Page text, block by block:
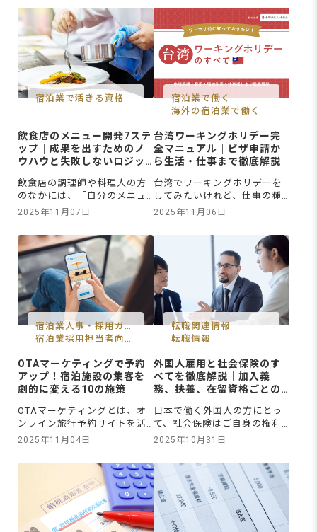
労制限しゅうろうせいげんな
しで働けるため、違いが分か
りにくいと感じている方も多
いようです。永住権は「期間
の制限なく一生涯いっしょう
がい日本に住める資格」であ
り、社会的信用しゃかいてき
しんようの面でも優位ゆうい
や経営者にとって当然の悩み
でしょう。外国人雇用でもっ
とも活用実績が多く、最大80
万円（または最大72万円）の
支給が見込まれる助成金は、
特定求職者雇用開発助成金の2
種類です。今回は、この主要
宿泊業で活きる資格
飲食店のメニュー開発7ステ
ップ｜成果を出すためのノ
ウハウと失敗しないロジッ
飲食店の調理師や料理人の方
のなかには、「自分のメニュ
ーをグランドメニューに載せ
に、なぜか企画が通らない」
と悩んでいる方もいるかもし
れません。その壁を乗り越え
るカギは、味の追求だけでは
ありません。お客さまのニー
ズや、利益を確保するコスト
計算、競合との差別化を図る
コンセプト設計といった経営
視点です
2025年11月07日
宿泊業で働く
海外の宿泊業で働く
台湾ワーキングホリデー完
全マニュアル｜ビザ申請か
ら生活・仕事まで徹底解説
台湾でワーキングホリデーを
してみたいけれど、仕事の種
類や生活費、現地での暮らし
ている方もいるでしょう。
「現地でちゃんと暮らせるの
か」「アルバイトは見つかる
のか」と心配になる方も多い
はずです。この記事では、台
湾でワーキングホリデーをす
る際に知っておきたいビザの
条件や申請方法、現地での生
活費や住ま
2025年11月06日
宿泊業人事・採用ガイ
ド
宿泊業採用担当者向け
OTAマーケティングで予約
アップ！宿泊施設の集客を
劇的に変える10の施策
OTAマーケティングとは、オ
ンライン旅行予約サイトを活
用して宿泊施設の予約率を高
のサイトでは、宿泊プランの
見せ方や写真、口コミ対応、
広告運用などの工夫が、予約
数や集客に直結します。この
記事では、宿泊施設が実践で
きるOTAマーケティングの10
2025年11月04日
転職関連情報
転職情報
外国人雇用と社会保険のす
べてを徹底解説｜加入義
務、扶養、在留資格ごとの
日本で働く外国人の方にとっ
て、社会保険はご自身の権利
と義務に関わる重要なテーマ
えている方のなかには、社会
保険料や手続きについて多く
の疑問を抱えている方もいる
かもしれません。基本的に、
外国人の方も一定の雇用条件
こようじょうけんを満たせ
2025年10月31日